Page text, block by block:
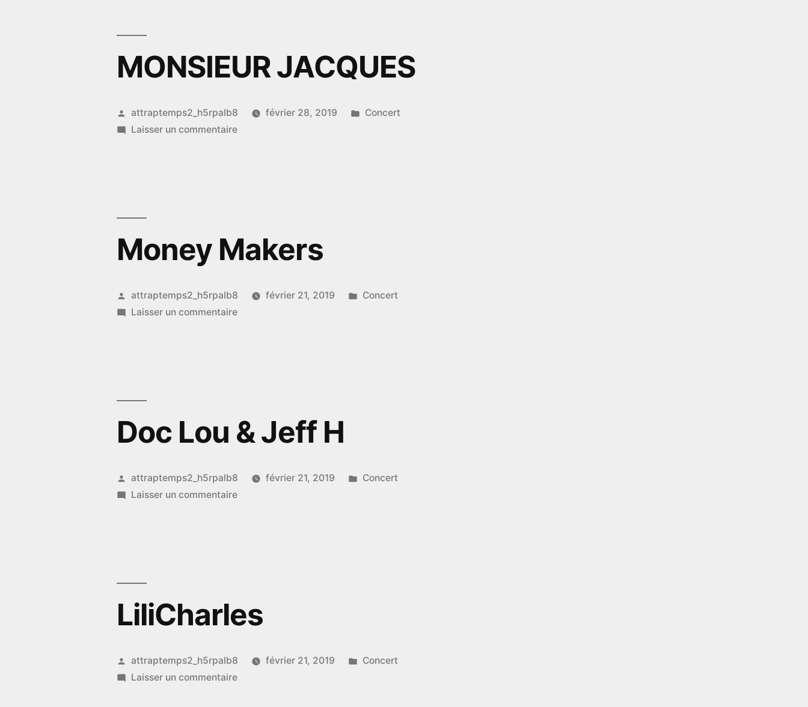
MONSIEUR JACQUES
Publié
par
attraptemps2_h5rpalb8 février 28, 2019
Publié
Concert
Laisser un commentairesur
Money Makers
Publié
par
attraptemps2_h5rpalb8 février 21, 2019
Publié
Concert
Laisser un commentairesur
Doc Lou & Jeff H
Publié
par
attraptemps2_h5rpalb8 février 21, 2019
Publié
Concert
Laisser un commentairesur
LiliCharles
Publié
par
attraptemps2_h5rpalb8 février 21, 2019
Publié
Concert
Laisser un commentairesur